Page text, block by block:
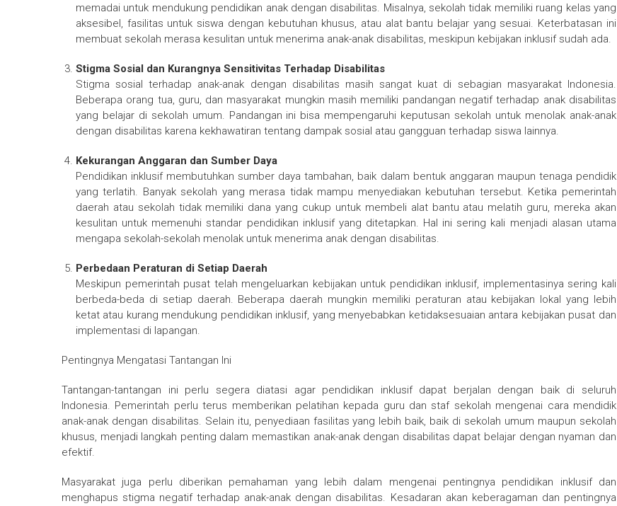
memadai untuk mendukung pendidikan anak dengan disabilitas. Misalnya, sekolah tidak memiliki ruang kelas yang
aksesibel, fasilitas untuk siswa dengan kebutuhan khusus, atau alat bantu belajar yang sesuai. Keterbatasan ini
membuat sekolah merasa kesulitan untuk menerima anak-anak disabilitas, meskipun kebijakan inklusif sudah ada.
Stigma Sosial dan Kurangnya Sensitivitas Terhadap Disabilitas
Stigma sosial terhadap anak-anak dengan disabilitas masih sangat kuat di sebagian masyarakat Indonesia.
Beberapa orang tua, guru, dan masyarakat mungkin masih memiliki pandangan negatif terhadap anak disabilitas
yang belajar di sekolah umum. Pandangan ini bisa mempengaruhi keputusan sekolah untuk menolak anak-anak
dengan disabilitas karena kekhawatiran tentang dampak sosial atau gangguan terhadap siswa lainnya.
Kekurangan Anggaran dan Sumber Daya
Pendidikan inklusif membutuhkan sumber daya tambahan, baik dalam bentuk anggaran maupun tenaga pendidik
yang terlatih. Banyak sekolah yang merasa tidak mampu menyediakan kebutuhan tersebut. Ketika pemerintah
daerah atau sekolah tidak memiliki dana yang cukup untuk membeli alat bantu atau melatih guru, mereka akan
kesulitan untuk memenuhi standar pendidikan inklusif yang ditetapkan. Hal ini sering kali menjadi alasan utama
mengapa sekolah-sekolah menolak untuk menerima anak dengan disabilitas.
Perbedaan Peraturan di Setiap Daerah
Meskipun pemerintah pusat telah mengeluarkan kebijakan untuk pendidikan inklusif, implementasinya sering kali
berbeda-beda di setiap daerah. Beberapa daerah mungkin memiliki peraturan atau kebijakan lokal yang lebih
ketat atau kurang mendukung pendidikan inklusif, yang menyebabkan ketidaksesuaian antara kebijakan pusat dan
implementasi di lapangan.
Pentingnya Mengatasi Tantangan Ini
Tantangan-tantangan ini perlu segera diatasi agar pendidikan inklusif dapat berjalan dengan baik di seluruh
Indonesia. Pemerintah perlu terus memberikan pelatihan kepada guru dan staf sekolah mengenai cara mendidik
anak-anak dengan disabilitas. Selain itu, penyediaan fasilitas yang lebih baik, baik di sekolah umum maupun sekolah
khusus, menjadi langkah penting dalam memastikan anak-anak dengan disabilitas dapat belajar dengan nyaman dan
efektif.
Masyarakat juga perlu diberikan pemahaman yang lebih dalam mengenai pentingnya pendidikan inklusif dan
menghapus stigma negatif terhadap anak-anak dengan disabilitas. Kesadaran akan keberagaman dan pentingnya